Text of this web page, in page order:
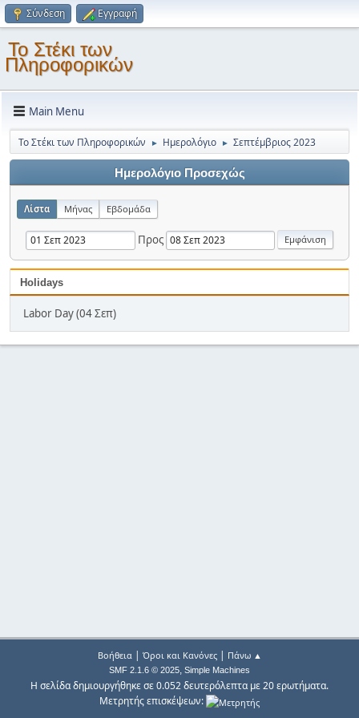
Σύνδεση Εγγραφή
Το Στέκι των
Πληροφορικών
Main Menu
Το Στέκι των Πληροφορικών ► Ημερολόγιο ► Σεπτέμβριος 2023
Ημερολόγιο Προσεχώς
Λίστα Μήνας Εβδομάδα
Προς
Holidays
Labor Day (04 Σεπ)
Βοήθεια| Όροι και Κανόνες| Πάνω ▲
SMF 2.1.6 © 2025, Simple Machines
Η σελίδα δημιουργήθηκε σε 0.052 δευτερόλεπτα με 20 ερωτήματα.
Μετρητής επισκέψεων: